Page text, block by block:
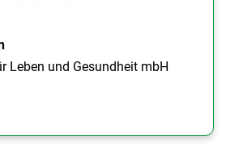
Leben und Gesundheit mbH